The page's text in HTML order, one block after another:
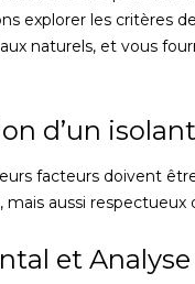
explorer les critères
naturels, et vous
d’un
facteurs doivent
aussi respectueux
et Analyse